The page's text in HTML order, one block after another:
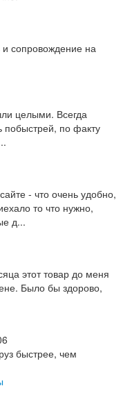
сопровождение на
целыми. Всегда
побыстрей, по факту
- что очень удобно,
то что нужно,
д...
этот товар до меня
Было бы здорово,
быстрее, чем